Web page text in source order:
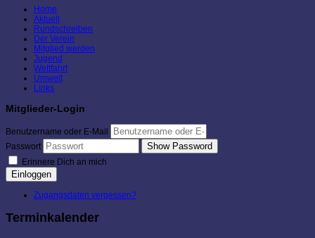
Home
Aktuell
Rundschreiben
Der Verein
Mitglied werden
Jugend
Wettfahrt
Umwelt
Links
Mitglieder-Login
Benutzername oder E-Mail
Passwort
Show Password
Erinnere Dich an mich
Einloggen
Zugangsdaten vergessen?
Terminkalender